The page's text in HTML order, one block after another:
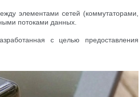
элементами сетей (коммутаторами,
потоками данных.
с целью предоставления